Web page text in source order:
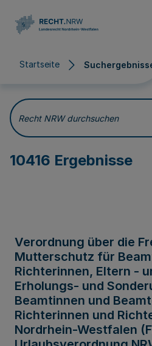
Startseite
Recht NRW durchsuchen
10416 Ergebnisse
Verordnung über die
Mutterschutz für
Richterinnen, Eltern -
Erholungs- und
Beamtinnen und
Richterinnen und
Nordrhein-Westfalen